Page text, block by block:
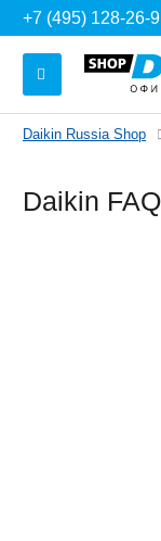
+7 (495) 128-26-
Daikin Russia Shop
Daikin